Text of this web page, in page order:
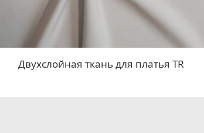
Двухслойная ткань для платья TR